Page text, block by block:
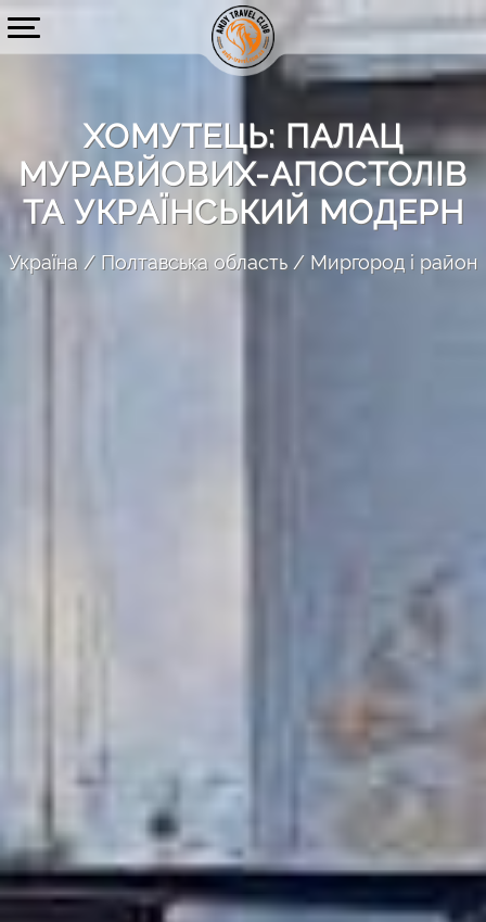
ХОМУТЕЦЬ: ПАЛАЦ
МУРАВЙОВИХ-АПОСТОЛІВ
ТА УКРАЇНСЬКИЙ МОДЕРН
Україна Полтавська область Миргород і район